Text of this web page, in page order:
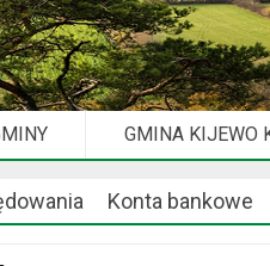
GMINA KIJEWO
Konta bankowe